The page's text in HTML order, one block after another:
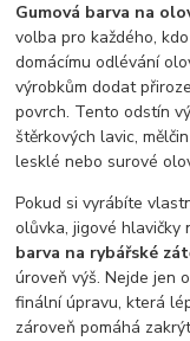
Gumová barva na
volba pro každého,
domácímu odlévání
výrobkům dodat
povrch. Tento odstín
štěrkových lavic,
lesklé nebo surové
Pokud si vyrábíte
olůvka, jigové hlavičky
barva na rybářské
úroveň výš. Nejde jen
finální úpravu, která
zároveň pomáhá